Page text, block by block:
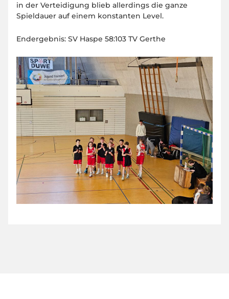
in der Verteidigung blieb allerdings die ganze
Spieldauer auf einem konstanten Level.
Endergebnis: SV Haspe 58:103 TV Gerthe